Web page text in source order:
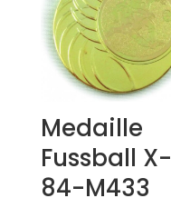
Medaille
Fussball X-
84-M433